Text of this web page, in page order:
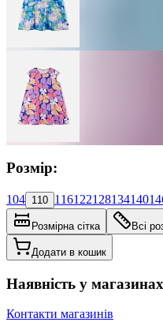
Розмір:
104 110 116122128134140
Розмірна сітка Всі
Додати в кошик
Наявність у
Контакти магазинів